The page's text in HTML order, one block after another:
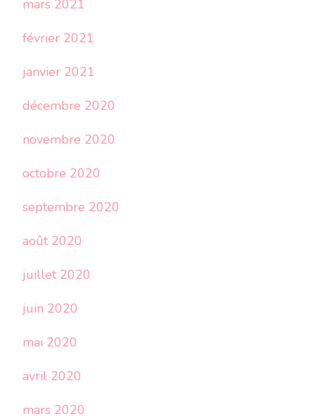
mars 2021
février 2021
janvier 2021
décembre 2020
novembre 2020
octobre 2020
septembre 2020
août 2020
juillet 2020
juin 2020
mai 2020
avril 2020
mars 2020